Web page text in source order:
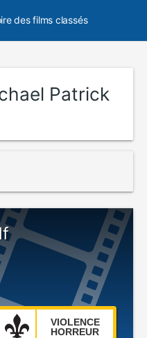
des films classés
Patrick
VIOLENCE
HORREUR